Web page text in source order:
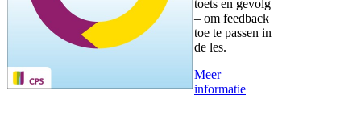
toets en gevolg
– om feedback
toe te passen in
de les.
Meer
informatie